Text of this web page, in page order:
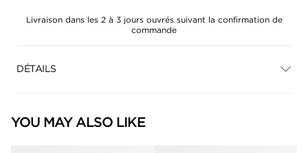
Livraison dans les 2 à 3 jours ouvrés suivant la confirmation de
commande
DÉTAILS
YOU MAY ALSO LIKE